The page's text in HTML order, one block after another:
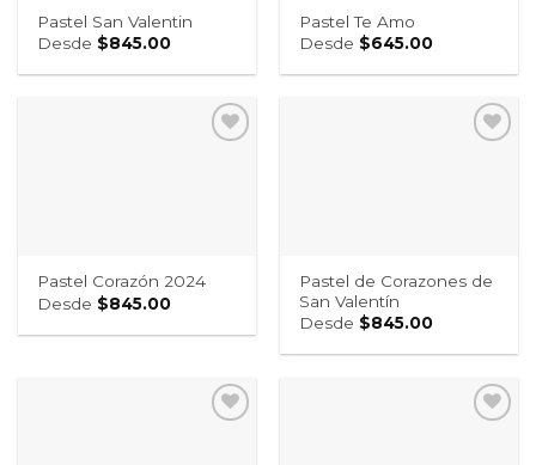
Pastel San Valentin
Desde $845.00
Pastel Te Amo
Desde $645.00
Pastel Corazón 2024
Desde $845.00
Pastel de Corazones de
San Valentín
Desde $845.00